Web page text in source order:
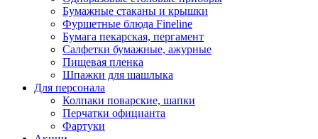
Бумажные стаканы и крышки
Фуршетные блюда Fineline
Бумага пекарская, пергамент
Салфетки бумажные, ажурные
Пищевая пленка
Шпажки для шашлыка
Для персонала
Колпаки поварские, шапки
Перчатки официанта
Фартуки